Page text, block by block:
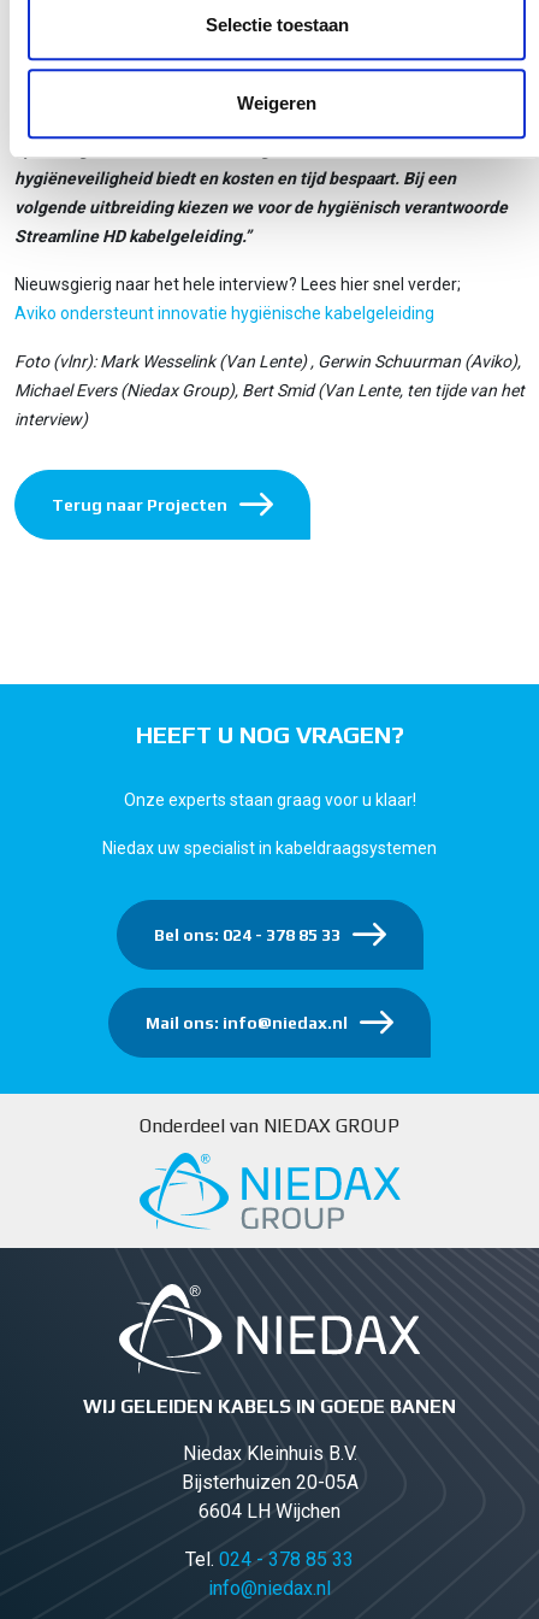
informatie die u aan ze heeft verstrekt of die ze hebben
Selectie toestaan
Weigeren
voor het verduurzamen en veiliger maken van productieprocessen
hygiëneveiligheid biedt en kosten en tijd bespaart. Bij een
volgende uitbreiding kiezen we voor de hygiënisch verantwoorde
Streamline HD kabelgeleiding.”
Nieuwsgierig naar het hele interview? Lees hier snel verder;
Aviko ondersteunt innovatie hygiënische kabelgeleiding
Foto (vlnr): Mark Wesselink (Van Lente) , Gerwin Schuurman (Aviko),
Michael Evers (Niedax Group), Bert Smid (Van Lente, ten tijde van het
interview)
Terug naar Projecten
HEEFT U NOG VRAGEN?
Onze experts staan graag voor u klaar!
Niedax uw specialist in kabeldraagsystemen
Bel ons: 024 - 378 85 33
Mail ons: info@niedax.nl
Onderdeel van NIEDAX GROUP
WIJ GELEIDEN KABELS IN GOEDE BANEN
Niedax Kleinhuis B.V.
Bijsterhuizen 20-05A
6604 LH Wijchen
Tel. 024 - 378 85 33
info@niedax.nl